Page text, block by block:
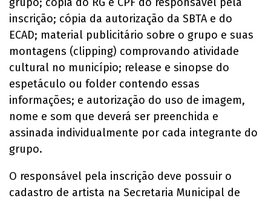
grupo; cópia do RG e CPF do responsável pela
inscrição; cópia da autorização da SBTA e do
ECAD; material publicitário sobre o grupo e suas
montagens (clipping) comprovando atividade
cultural no município; release e sinopse do
espetáculo ou folder contendo essas
informações; e autorização do uso de imagem,
nome e som que deverá ser preenchida e
assinada individualmente por cada integrante do
grupo.
O responsável pela inscrição deve possuir o
cadastro de artista na Secretaria Municipal de